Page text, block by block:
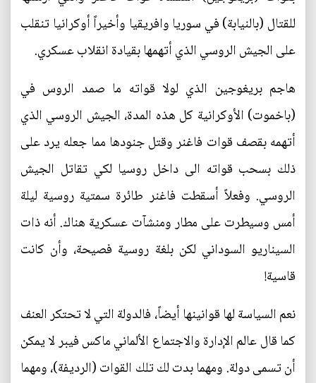
للقتال (بالنيابة) في سوريا وافريقيا وأخيراً أوكرانيا تنقلب
على الجيش الروسي الذي أتهمها بقيادة انقلاب عسكري.
هاجم بريغوجين الذي لولا قواته ما صمد الروس في
(باخموت) الأوكرانية كل هذه المدة، الجيش الروسي الذي
أتهمه بقصف قوات فاغنر وقتل جنودها مما جعله يرد على
ذلك بسحب قواته الى داخل روسيا لكي تقاتل الجيش
الروسي. وفعلاً أسقطت فاغنر طائرة سمتية روسية ليلة
أمس وسيطرت على مطار ومنشآت عسكرية هناك. أنه ذات
السيناريو السوداني لكن بلغة روسية فصيحة، وأن كانت
قاسية!
نعم السياسة لها قوانينها أيضاً، فالدولة التي لا تحتكر العنف
كما قال عالم الإدارة والاجتماع الألماني ماكس فيبر لا يمكن
أن تسمى دولة. ومهما بدت لك تلك القوات (الرديفة)، ومهما